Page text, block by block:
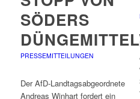
SÖDERS
PRESSEMITTEILUNGEN
Der AfD-Landtagsabgeordnete
Andreas Winhart fordert ein